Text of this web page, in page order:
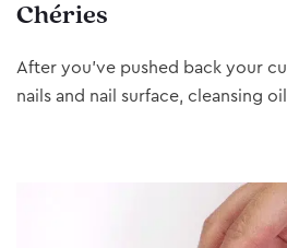
Chéries
After you’ve pushed back your
nails and nail surface, cleansing